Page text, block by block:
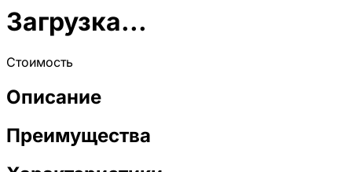
Загрузка...
Стоимость
Описание
Преимущества